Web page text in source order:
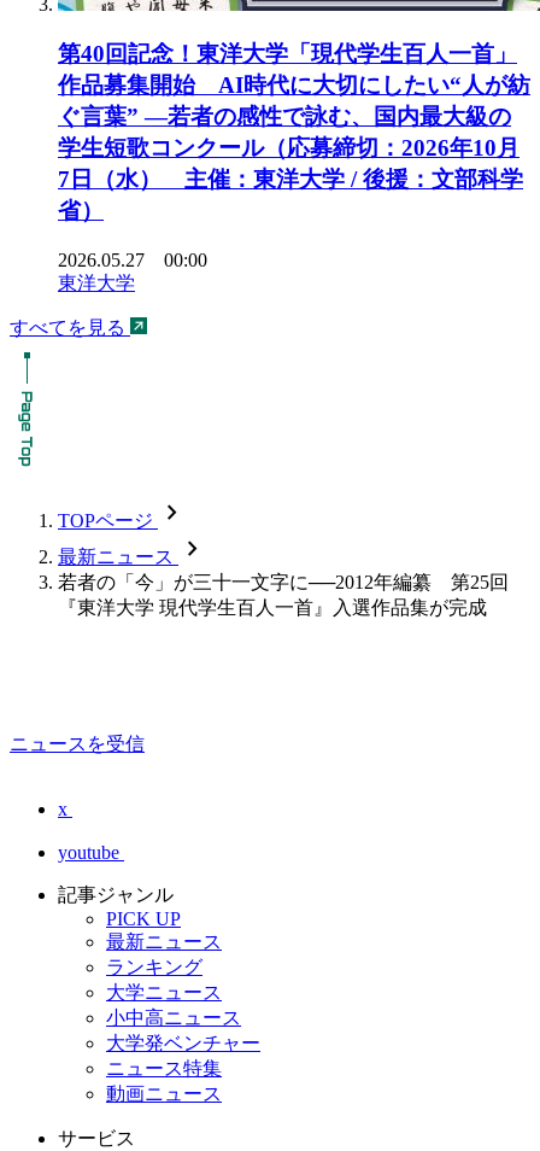
第40回記念！東洋大学「現代学生百人一首」
作品募集開始 AI時代に大切にしたい“人が紡
ぐ言葉” ―若者の感性で詠む、国内最大級の
学生短歌コンクール（応募締切：2026年10月
7日（水） 主催：東洋大学 / 後援：文部科学
省）
2026.05.27 00:00
東洋大学
すべてを見る
TOPページ chevron_forward
最新ニュース chevron_forward
若者の「今」が三十一文字に──2012年編纂 第25回
『東洋大学 現代学生百人一首』入選作品集が完成
ニュースを受信
x
youtube
記事ジャンル
PICK UP
最新ニュース
ランキング
大学ニュース
小中高ニュース
大学発ベンチャー
ニュース特集
動画ニュース
サービス